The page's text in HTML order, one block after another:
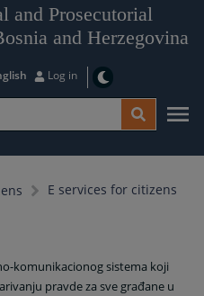
and Prosecutorial
and Herzegovina
Log in
E services for citizens
komunikacionog sistema koji
pravde za sve građane u